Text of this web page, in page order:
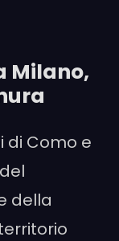
Milano,
di Como e
della